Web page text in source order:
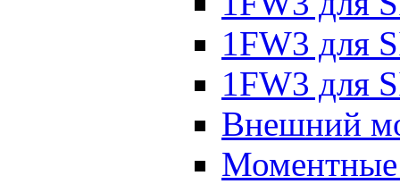
1FW3 для
1FW3 для
Внешний
Моментные